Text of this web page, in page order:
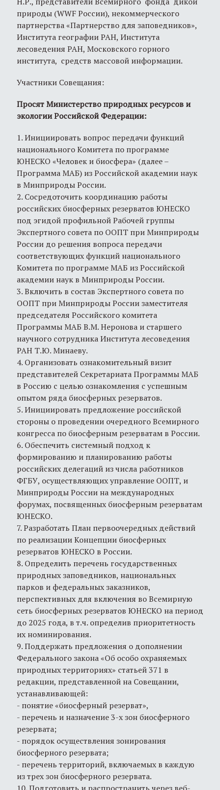
природы (WWF России), некоммерческого
партнерства «Партнерство для заповедников»,
Института географии РАН, Института
лесоведения РАН, Московского горного
института, средств массовой информации.
Участники Совещания:
Просят Министерство природных ресурсов и
экологии Российской Федерации:
1. Инициировать вопрос передачи функций
национального Комитета по программе
ЮНЕСКО «Человек и биосфера» (далее –
Программа МАБ) из Российской академии наук
в Минприроды России.
2. Сосредоточить координацию работы
российских биосферных резерватов ЮНЕСКО
под эгидой профильной Рабочей группы
Экспертного совета по ООПТ при Минприроды
России до решения вопроса передачи
соответствующих функций национального
Комитета по программе MАБ из Российской
академии наук в Минприроды России.
3. Включить в состав Экспертного совета по
ООПТ при Минприроды России заместителя
председателя Российского комитета
Программы MAБ В.М. Неронова и старшего
научного сотрудника Института лесоведения
РАН Т.Ю. Минаеву.
4. Организовать ознакомительный визит
представителей Секретариата Программы МАБ
в Россию с целью ознакомления с успешным
опытом ряда биосферных резерватов.
5. Инициировать предложение российской
стороны о проведении очередного Всемирного
конгресса по биосферным резерватам в России.
6. Обеспечить системный подход к
формированию и планированию работы
российских делегаций из числа работников
ФГБУ, осуществляющих управление ООПТ, и
Минприроды России на международных
форумах, посвященных биосферным резерватам
ЮНЕСКО.
7. Разработать План первоочередных действий
по реализации Концепции биосферных
резерватов ЮНЕСКО в России.
8. Определить перечень государственных
природных заповедников, национальных
парков и федеральных заказников,
перспективных для включения во Всемирную
сеть биосферных резерватов ЮНЕСКО на период
до 2025 года, в т.ч. определив приоритетность
их номинирования.
9. Поддержать предложения о дополнении
Федерального закона «Об особо охраняемых
природных территориях» статьей 371 в
редакции, представленной на Совещании,
устанавливающей:
- понятие «биосферный резерват»,
- перечень и назначение 3-х зон биосферного
резервата;
- порядок осуществления зонирования
биосферного резервата;
- перечень территорий, включаемых в каждую
из трех зон биосферного резервата.
10. Подготовить и распространить через веб-